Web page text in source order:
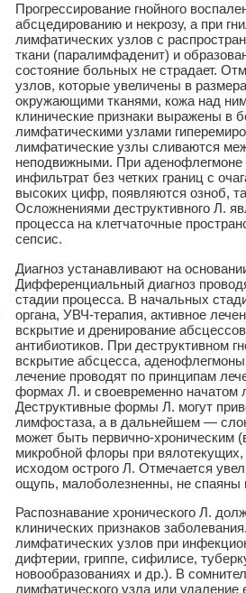
Прогрессирование гнойного
абсцедированию и некрозу, а при
лимфатических узлов с
ткани (паралимфаденит) и
состояние больных не страдает.
узлов, которые увеличены в
окружающими тканями, кожа над
клинические признаки выражены в
лимфатическими узлами
лимфатические узлы сливаются
неподвижными. При
инфильтрат без четких границ с
высоких цифр, появляются озноб,
Осложнениями деструктивного Л.
процесса на клетчаточные
сепсис.
Диагноз устанавливают на
Дифференциальный диагноз
стадии процесса. В начальных
органа, УВЧ-терапия, активное
вскрытие и дренирование
антибиотиков. При деструктивном
вскрытие абсцесса,
лечение проводят по принципам
формах Л. и своевременно начатом
Деструктивные формы Л. могут
лимфостаза, а в дальнейшем —
может быть первично-хроническим
микробной флоры при
исходом острого Л. Отмечается
ощупь, малоболезненны, не
Распознавание хронического Л.
клинических признаков
лимфатических узлов при
дифтерии, гриппе, сифилисе,
новообразованиях и др.). В
лимфатического узла или удаление